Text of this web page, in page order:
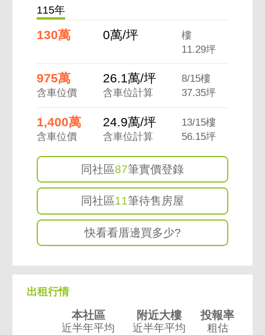
115年
130萬 0萬/坪
樓
11.29坪
975萬
含車位價
26.1萬/坪
含車位計算
8/15樓
37.35坪
1,400萬
含車位價
24.9萬/坪
含車位計算
13/15樓
56.15坪
同社區87筆實價登錄
同社區11筆待售房屋
快看看厝邊買多少?
出租行情
本社區
近半年平均
附近大樓
近半年平均
投報率
粗估